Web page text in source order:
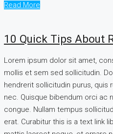
Read More
10 Quick Tips About
Lorem ipsum dolor sit amet,
mollis et sem sed sollicitudin.
hendrerit sollicitudin purus, quis
nec. Quisque bibendum orci ac
congue. Nullam tempus
erat. Curabitur this is a text link